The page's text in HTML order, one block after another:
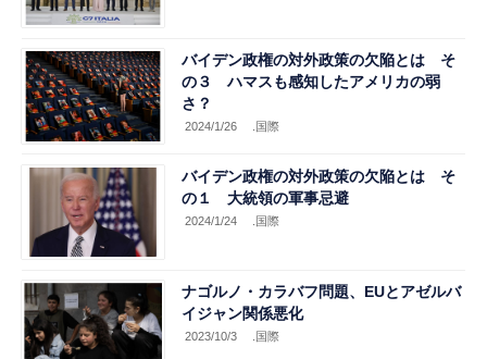
バイデン政権の対外政策の欠陥とは そ
の３ ハマスも感知したアメリカの弱
さ？
2024/1/26 .国際
バイデン政権の対外政策の欠陥とは そ
の１ 大統領の軍事忌避
2024/1/24 .国際
ナゴルノ・カラバフ問題、EUとアゼルバ
イジャン関係悪化
2023/10/3 .国際